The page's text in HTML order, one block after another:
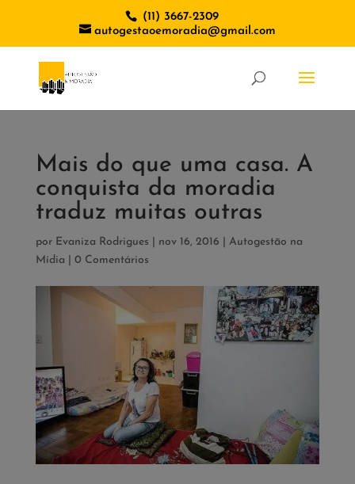
(11) 3667-2309
autogestaoemoradia@gmail.com
Mais do que uma casa. A
conquista da moradia
traduz muitas outras
por Evaniza Rodrigues nov 16, 2016
Autogestão na
Mídia
0 Comentários